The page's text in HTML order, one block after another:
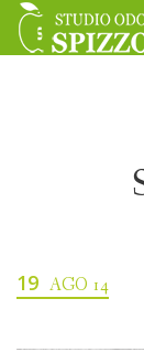
19 AGO 14